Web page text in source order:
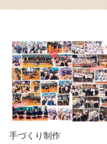
手づくり制作